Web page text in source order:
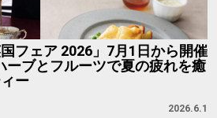
フェア 2026」7月1日から開催
ブとフルーツで夏の疲れを癒
ー
2026.6.1